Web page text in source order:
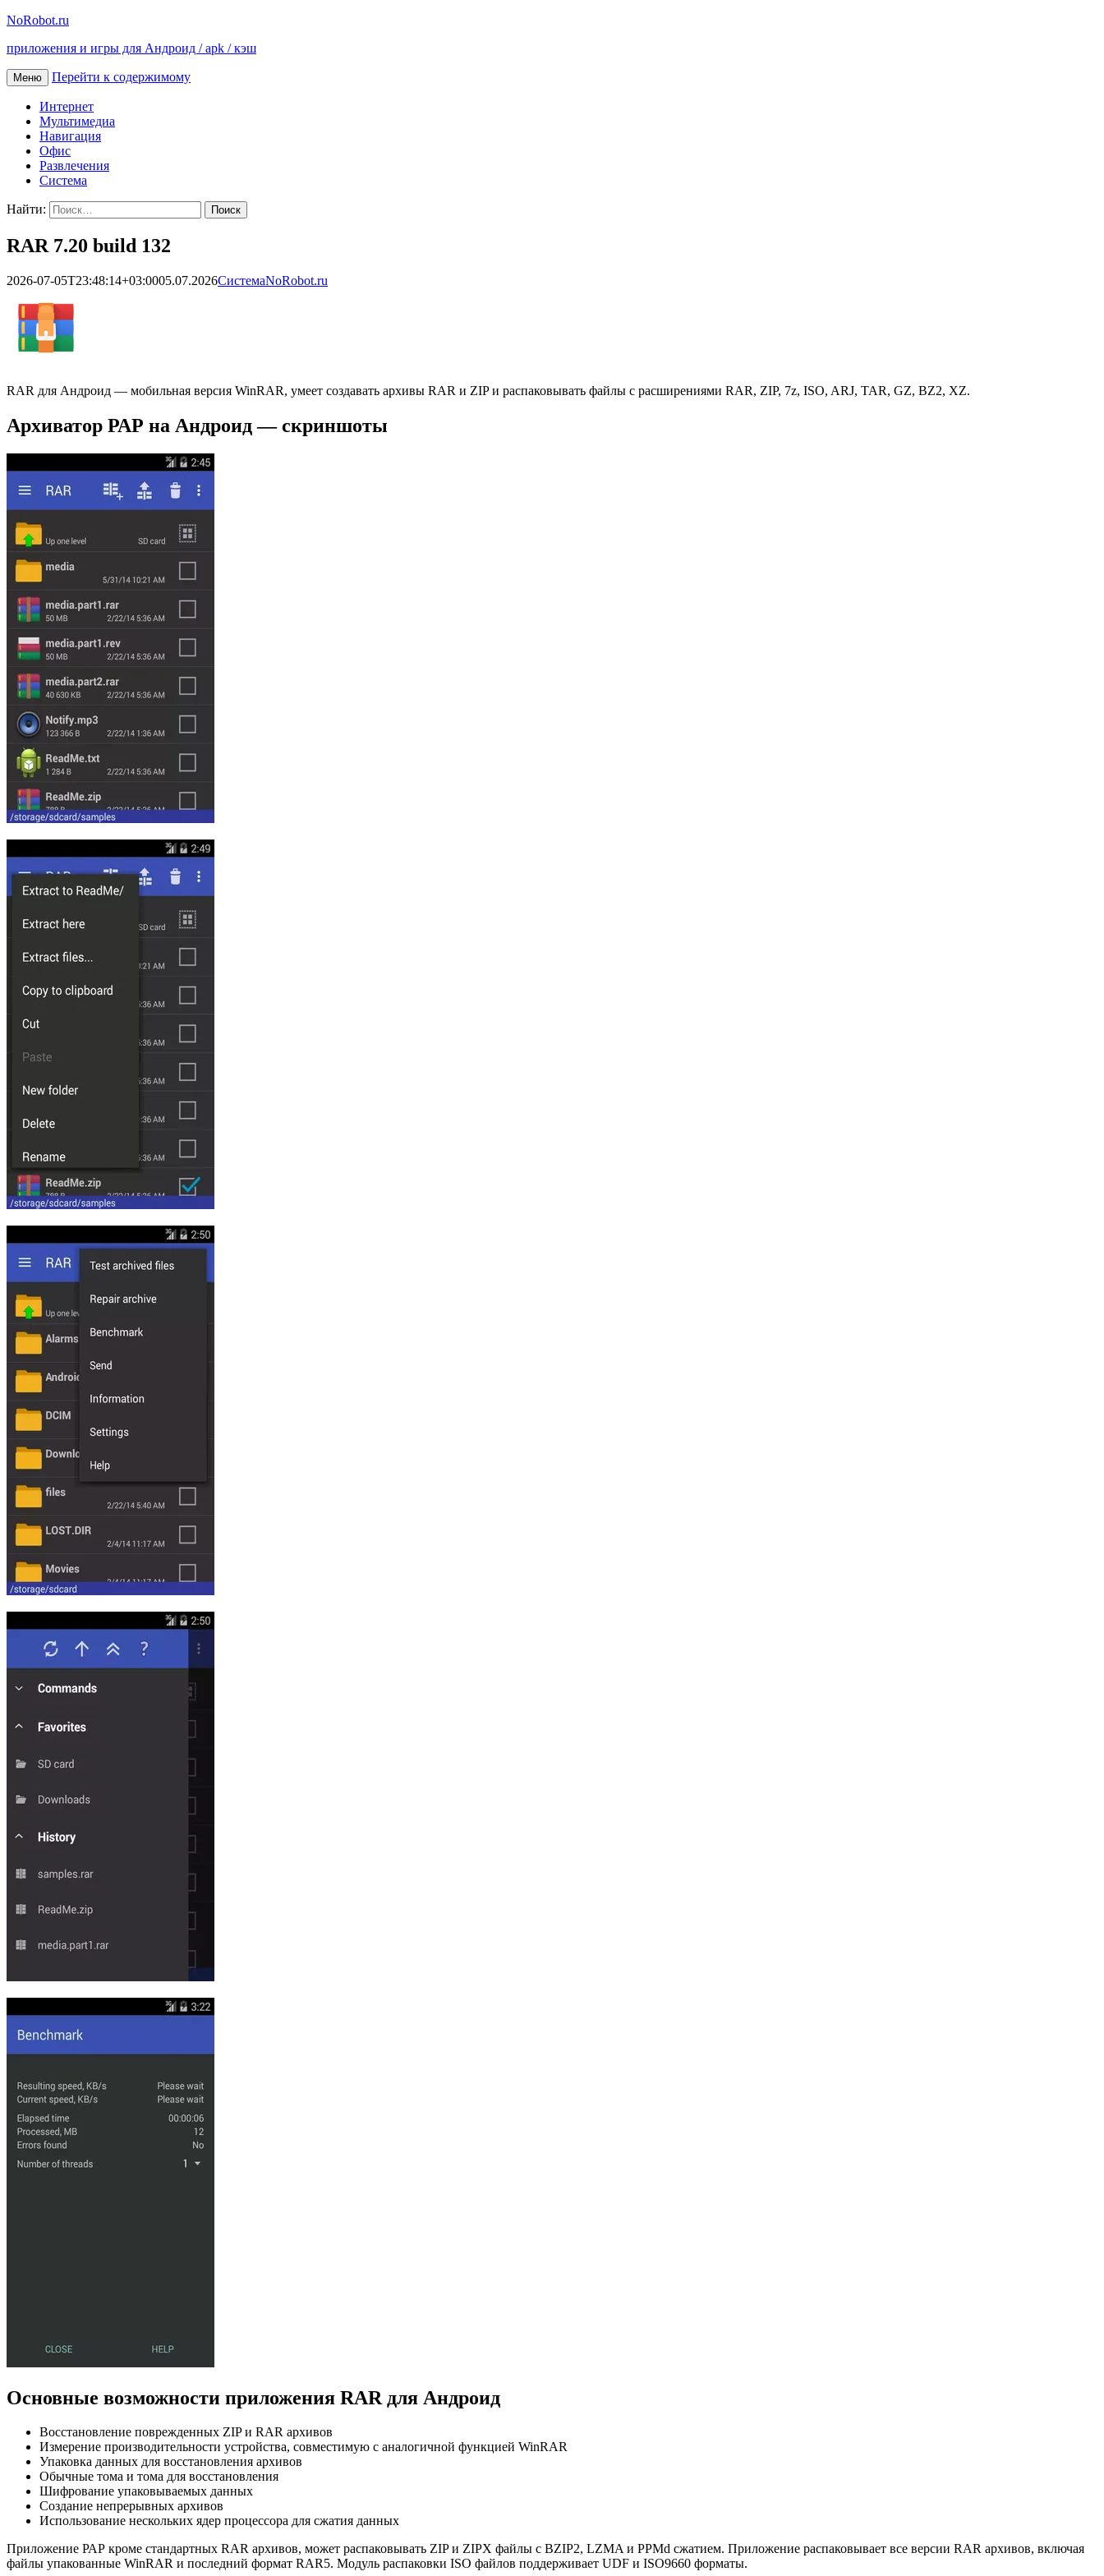
NoRobot.ru
приложения и игры для Андроид / apk / кэш
Меню Перейти к содержимому
Интернет
Мультимедиа
Навигация
Офис
Развлечения
Система
Найти:
RAR 7.20 build 132
2026-07-05T23:48:14+03:0005.07.2026СистемаNoRobot.ru
RAR для Андроид — мобильная версия WinRAR, умеет создавать архивы RAR и ZIP и распаковывать файлы с расширениями RAR, ZIP, 7z, ISO, ARJ, TAR, GZ, BZ2, XZ.
Архиватор РАР на Андроид — скриншоты
Основные возможности приложения RAR для Андроид
Восстановление поврежденных ZIP и RAR архивов
Измерение производительности устройства, совместимую с аналогичной функцией WinRAR
Упаковка данных для восстановления архивов
Обычные тома и тома для восстановления
Шифрование упаковываемых данных
Создание непрерывных архивов
Использование нескольких ядер процессора для сжатия данных
Приложение РАР кроме стандартных RAR архивов, может распаковывать ZIP и ZIPX файлы с BZIP2, LZMA и PPMd сжатием. Приложение распаковывает все версии RAR архивов, включая
файлы упакованные WinRAR и последний формат RAR5. Модуль распаковки ISO файлов поддерживает UDF и ISO9660 форматы.